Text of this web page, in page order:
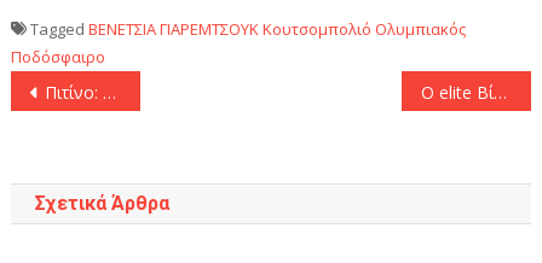
Tagged ΒΕΝΕΤΣΙΑΓΙΑΡΕΜΤΣΟΥΚΚουτσομπολιό Ολυμπιακός
Ποδόσφαιρο
Πλοήγηση
Πιτίνο: «Η ατμόσφαιρα στο ΟΑΚΑ είναι μακράν η καλύτερη από οποιοδήποτε μέρος!» Ο elite Βίντσιτς σφυρίζει το ντέρμπι Ολυμπιακού-Παναθηναϊκού
Σχετικά Άρθρα